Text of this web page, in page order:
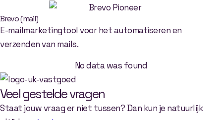
Brevo (mail)
E-mailmarketingtool voor het automatiseren en
verzenden van mails.
No data was found
Veel gestelde vragen
Staat jouw vraag er niet tussen? Dan kun je natuurlijk